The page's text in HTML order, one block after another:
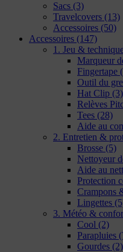
Sacs (3)
Travelcovers (13)
Accessoires (50)
Accessoires (147)
1. Jeu &
Marqueur
Fingertape
Outil du
Hat Clip (3)
Relèves
Tees (28)
Aide au
2. Entretien &
Brosse (5)
Nettoyeur
Aide au
Protection
Crampons
Lingettes
3. Météo &
Cool (2)
Parapluies
Gourdes (2)